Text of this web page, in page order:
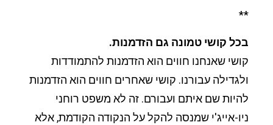
**
בכל קושי טמונה גם הזדמנות.
קושי שאנחנו חווים הוא הזדמנות להתמודדות
ולגדילה עבורנו. קושי שאחרים חווים הוא הזדמנות
להיות שם איתם ועבורם. זה לא משפט רוחני
ניו-אייג'י שמנסה להקל על הנקודה הקודמת, אלא